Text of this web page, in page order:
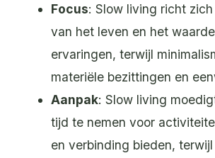
Focus: Slow living richt
van het leven en het
ervaringen, terwijl
materiële bezittingen en
Aanpak: Slow living
tijd te nemen voor
en verbinding bieden,